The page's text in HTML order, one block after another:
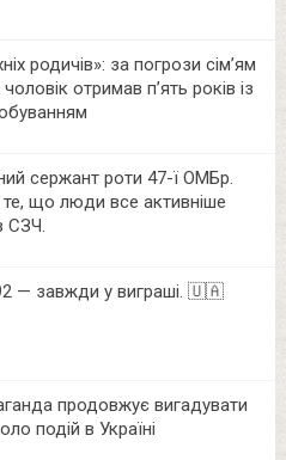
родичів»: за погрози сім’ям
отримав п’ять років із
сержант роти 47-ї ОМБр.
що люди все активніше
СЗЧ.
— завжди у виграші. 🇺🇦
продовжує вигадувати
подій в Україні